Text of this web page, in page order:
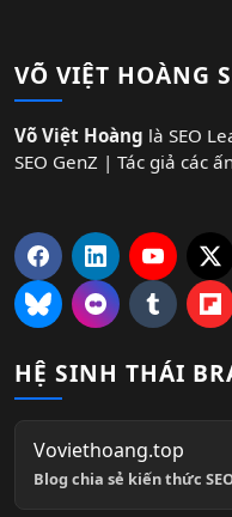
VÕ VIỆT HOÀNG
Võ Việt Hoàng là SEO
SEO GenZ | Tác giả các
HỆ SINH THÁI
Voviethoang.top
Blog chia sẻ kiến thức